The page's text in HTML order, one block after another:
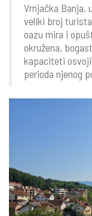
Vrnjačka Banja,
veliki broj
oazu mira i
okružena,
kapaciteti
perioda njenog